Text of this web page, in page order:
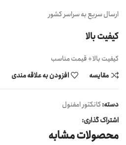
ارسال سریع به سراسر کشور
کیفیت بالا
کیفیت بالا + قیمت مناسب
مقایسه
افزودن به علاقه مندی
دسته:کانکتور امفنول
اشتراک گذاری:
محصولات مشابه